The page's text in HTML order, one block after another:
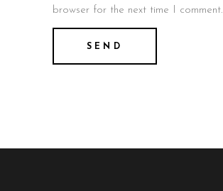
browser for the next time I comment.